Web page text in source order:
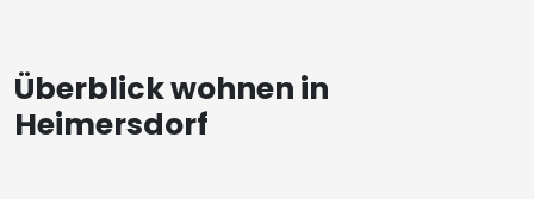
Überblick wohnen in
Heimersdorf